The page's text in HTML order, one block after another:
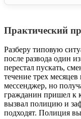
Практический
Разберу типовую
после развода один
перестал пускать,
течение трех месяцев
мессенджер, но
гражданин пришел к
вызвал полицию и
подходят. Полиция